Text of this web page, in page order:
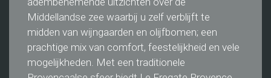
Middellandse zee waarbij u zelf verblijft te
midden van wijngaarden en olijfbomen; een
prachtige mix van comfort, feestelijkheid en vele
mogelijkheden. Met een traditionele